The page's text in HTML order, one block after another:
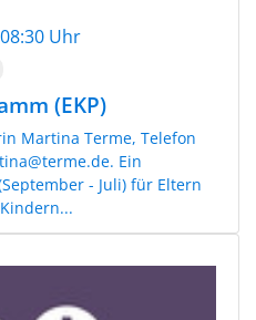
Uhr
(EKP)
Martina Terme, Telefon
Ein
- Juli) für Eltern